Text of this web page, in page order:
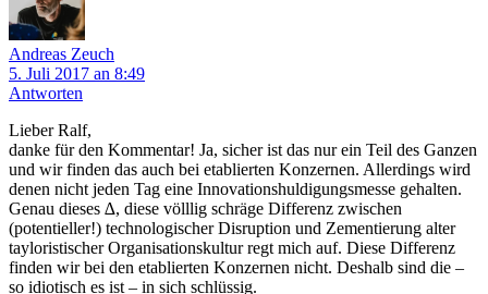
Andreas Zeuch
5. Juli 2017 an 8:49
Antworten
Lieber Ralf,
danke für den Kommentar! Ja, sicher ist das nur ein Teil des Ganzen
und wir finden das auch bei etablierten Konzernen. Allerdings wird
denen nicht jeden Tag eine Innovationshuldigungsmesse gehalten.
Genau dieses ∆, diese völllig schräge Differenz zwischen
(potentieller!) technologischer Disruption und Zementierung alter
tayloristischer Organisationskultur regt mich auf. Diese Differenz
finden wir bei den etablierten Konzernen nicht. Deshalb sind die –
so idiotisch es ist – in sich schlüssig.